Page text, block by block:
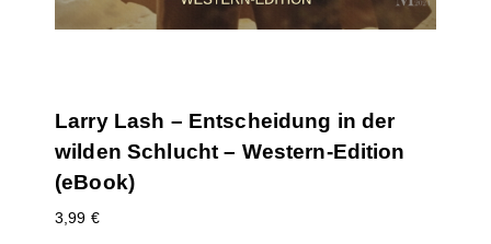
Larry Lash – Entscheidung in der
wilden Schlucht – Western-Edition
(eBook)
3,99 €